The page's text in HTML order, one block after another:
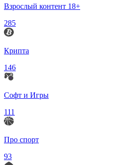
Взрослый контент 18+
285
Крипта
146
Софт и Игры
111
Про спорт
93